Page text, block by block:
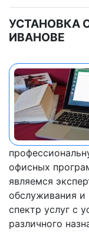
УСТАНОВКА
ИВАНОВЕ
офисных
являемся
обслуживания
спектр услуг с
различного